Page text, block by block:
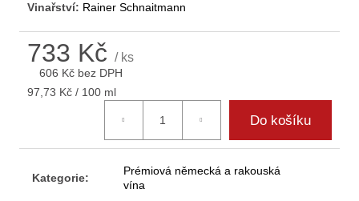
Vinařství: Rainer Schnaitmann
733 Kč/ ks
606 Kč bez DPH
Měrná
97,73 Kč / 100 ml
Do košíku
Kategorie:
Prémiová německá a rakouská
vína
p
e